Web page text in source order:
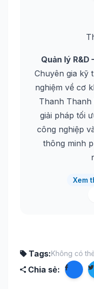
Quản lý R&D
Chuyên gia kỹ
nghiệm về cơ
Thanh Thanh
giải pháp tối
công nghiệp
thông minh
Xem
Tags:Không có
Chia sẻ: